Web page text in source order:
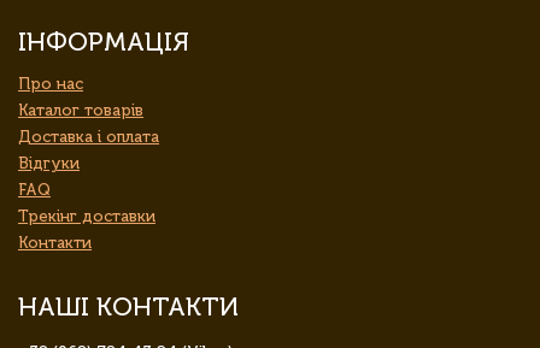
ІНФОРМАЦІЯ
Про нас
Каталог товарів
Доставка і оплата
Відгуки
FAQ
Трекінг доставки
Контакти
НАШІ КОНТАКТИ